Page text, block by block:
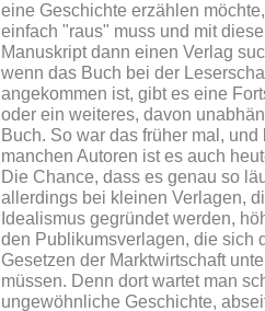
eine Geschichte erzählen
einfach "raus" muss und mit
Manuskript dann einen Verlag
wenn das Buch bei der
angekommen ist, gibt es eine
oder ein weiteres, davon
Buch. So war das früher mal, und
manchen Autoren ist es auch
Die Chance, dass es genau so
allerdings bei kleinen Verlagen,
Idealismus gegründet werden,
den Publikumsverlagen, die sich
Gesetzen der Marktwirtschaft
müssen. Denn dort wartet man
ungewöhnliche Geschichte,